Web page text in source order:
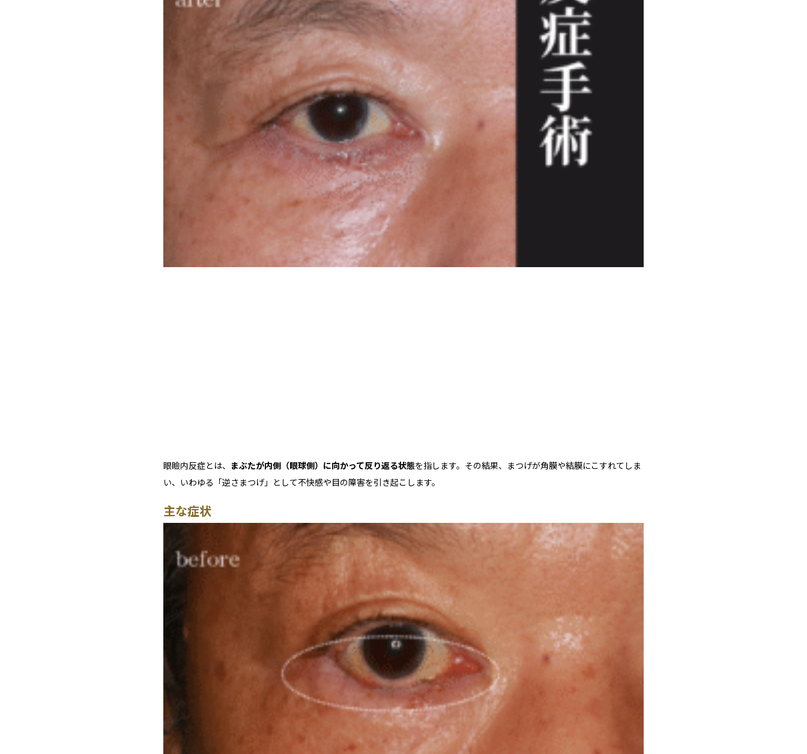
眼瞼内反症とは、 まぶたが内側（眼球側）に向かって反り返る状態を指します。その結果、まつげが角膜や結膜にこすれてしま
い、いわゆる「逆さまつげ」として不快感や目の障害を引き起こします。
主な症状